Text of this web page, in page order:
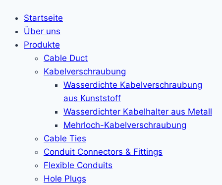
Startseite
Über uns
Produkte
Cable Duct
Kabelverschraubung
Wasserdichte Kabelverschraubung
aus Kunststoff
Wasserdichter Kabelhalter aus Metall
Mehrloch-Kabelverschraubung
Cable Ties
Conduit Connectors & Fittings
Flexible Conduits
Hole Plugs